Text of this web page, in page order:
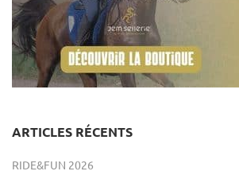
ARTICLES RÉCENTS
RIDE&FUN 2026